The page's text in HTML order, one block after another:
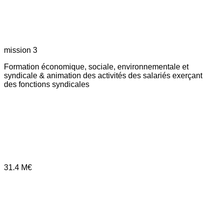
mission 3
Formation économique, sociale, environnementale et
syndicale & animation des activités des salariés exerçant
des fonctions syndicales
31.4 M€